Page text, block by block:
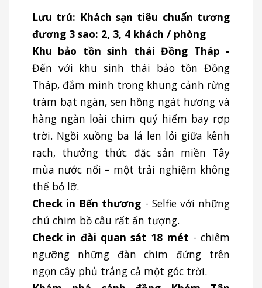
Lưu trú: Khách sạn tiêu chuẩn tương
đương 3 sao: 2, 3, 4 khách / phòng
Khu bảo tồn sinh thái Đồng Tháp -
Đến với khu sinh thái bảo tồn Đồng
Tháp, đắm mình trong khung cảnh rừng
tràm bạt ngàn, sen hồng ngát hương và
hàng ngàn loài chim quý hiếm bay rợp
trời. Ngồi xuồng ba lá len lỏi giữa kênh
rạch, thưởng thức đặc sản miền Tây
mùa nước nổi – một trải nghiệm không
thể bỏ lỡ.
Check in Bến thương - Selfie với những
chú chim bồ câu rất ấn tượng.
Check in đài quan sát 18 mét - chiêm
ngưỡng những đàn chim đứng trên
ngọn cây phủ trắng cả một góc trời.